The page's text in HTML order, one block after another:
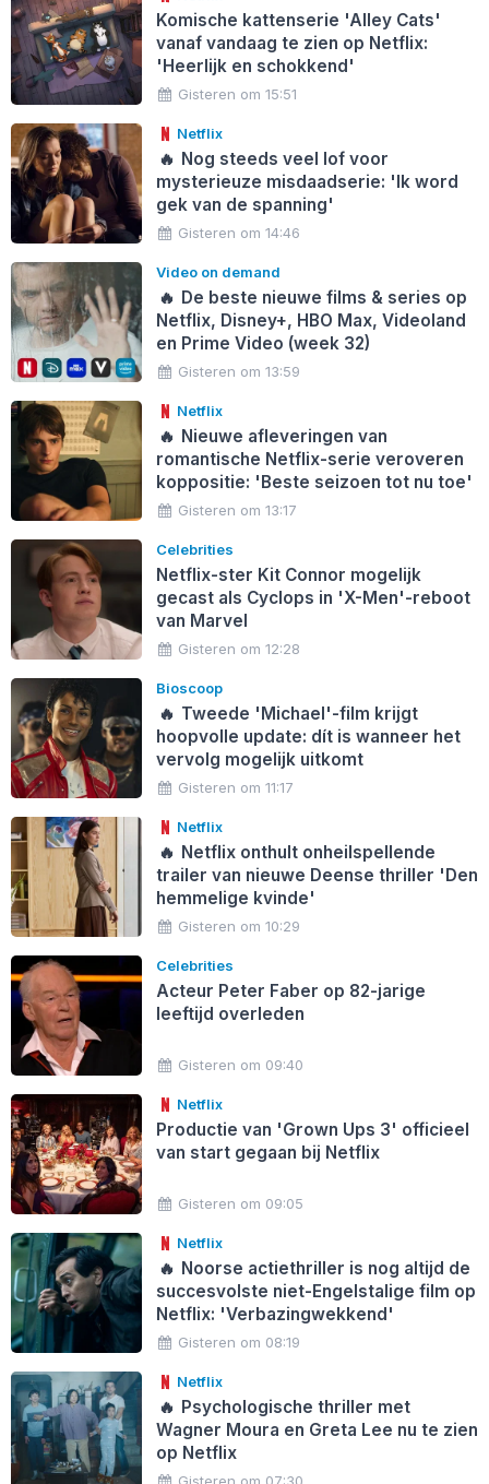
Komische kattenserie 'Alley Cats'
vanaf vandaag te zien op Netflix:
'Heerlijk en schokkend'
Gisteren om 15:51
Netflix
🔥 Nog steeds veel lof voor
mysterieuze misdaadserie: 'Ik word
gek van de spanning'
Gisteren om 14:46
Video on demand
🔥 De beste nieuwe films & series op
Netflix, Disney+, HBO Max, Videoland
en Prime Video (week 32)
Gisteren om 13:59
Netflix
🔥 Nieuwe afleveringen van
romantische Netflix-serie veroveren
koppositie: 'Beste seizoen tot nu toe'
Gisteren om 13:17
Celebrities
Netflix-ster Kit Connor mogelijk
gecast als Cyclops in 'X-Men'-reboot
van Marvel
Gisteren om 12:28
Bioscoop
🔥 Tweede 'Michael'-film krijgt
hoopvolle update: dít is wanneer het
vervolg mogelijk uitkomt
Gisteren om 11:17
Netflix
🔥 Netflix onthult onheilspellende
trailer van nieuwe Deense thriller 'Den
hemmelige kvinde'
Gisteren om 10:29
Celebrities
Acteur Peter Faber op 82-jarige
leeftijd overleden
Gisteren om 09:40
Netflix
Productie van 'Grown Ups 3' officieel
van start gegaan bij Netflix
Gisteren om 09:05
Netflix
🔥 Noorse actiethriller is nog altijd de
succesvolste niet-Engelstalige film op
Netflix: 'Verbazingwekkend'
Gisteren om 08:19
Netflix
🔥 Psychologische thriller met
Wagner Moura en Greta Lee nu te zien
op Netflix